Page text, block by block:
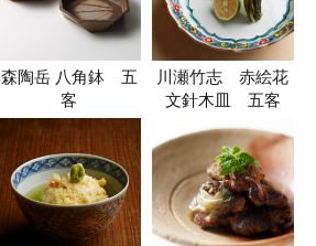
森陶岳 八角鉢 五
客
川瀬竹志 赤絵花
文針木皿 五客